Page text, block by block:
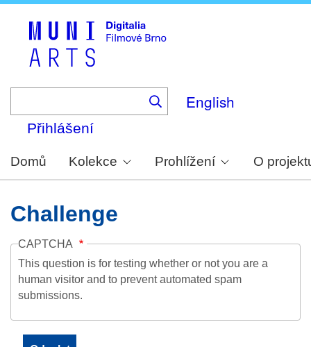
English
Přihlášení
Domů Kolekce Prohlížení O
Challenge
CAPTCHA
This question is for testing whether or not you are a
human visitor and to prevent automated spam
submissions.